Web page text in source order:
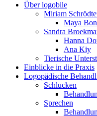
logobile
logopädische
Praxisgemeinschaft
Über logobile
Miriam
Maya
Sandra
Hanna
Ana Kiy
Tierische
Einblicke in die Praxis
Logopädische
Schlucken
Sprechen